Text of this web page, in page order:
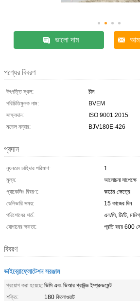
ভালো দাম
পণ্যের বিবরণ
উৎপত্তি স্থল:
চীন
পরিচিতিমুলক নাম:
BVEM
সাক্ষ্যদান:
ISO 9001:2015
মডেল নম্বার:
BJV180E-426
প্রদান
ন্যূনতম চাহিদার পরিমাণ:
1
মূল্য:
আলোচনা সাপেক্ষে
প্যাকেজিং বিবরণ:
কাঠের ক্ষেত্রে
ডেলিভারি সময়:
15 কাজের দিন
পরিশোধের শর্ত:
এল/সি, টি/টি,
যোগানের ক্ষমতা:
প্রতি বছর 600
বিবরণ
ভাইব্রোফ্লোটেশন সরঞ্জাম
প্রয়োগ করা হয়েছে:ভিসি এবং ভিআর গ্রাউন্ড ইম্প্রুভমেন্ট
শক্তি:
180 কিলোওয়াট